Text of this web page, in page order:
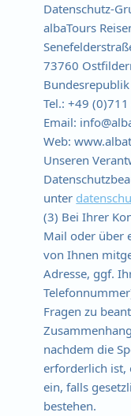
Datenschutz-
albaTours
73760
Tel.: +49
Email:
Web:
Unseren
unter
(3) Bei Ihrer
Mail oder über
von Ihnen
Adresse, ggf.
Fragen zu
nachdem die
erforderlich ist,
ein, falls
bestehen.